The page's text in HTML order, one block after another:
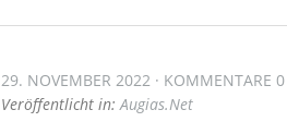
29. NOVEMBER 2022
KOMMENTARE 0
Veröffentlicht in:Augias.Net